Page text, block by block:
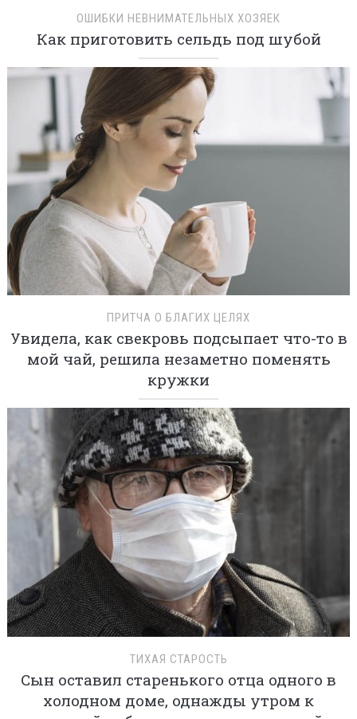
ОШИБКИ НЕВНИМАТЕЛЬНЫХ ХОЗЯЕК
Как приготовить сельдь под шубой
ПРИТЧА О БЛАГИХ ЦЕЛЯХ
Увидела, как свекровь подсыпает что-то в
мой чай, решила незаметно поменять
кружки
ТИХАЯ СТАРОСТЬ
Сын оставил старенького отца одного в
холодном доме, однажды утром к